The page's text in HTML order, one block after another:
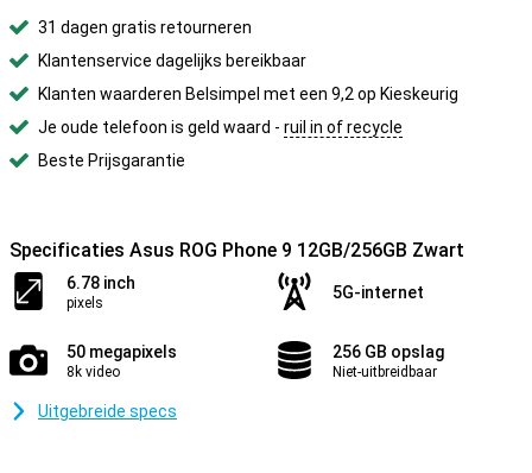
31 dagen gratis retourneren
Klantenservice dagelijks bereikbaar
Klanten waarderen Belsimpel met een 9,2 op Kieskeurig
Je oude telefoon is geld waard - ruil in of recycle
Beste Prijsgarantie
Specificaties Asus ROG Phone 9 12GB/256GB Zwart
6.78 inch
pixels
5G-internet
50 megapixels
8k video
256 GB opslag
Niet-uitbreidbaar
Uitgebreide specs